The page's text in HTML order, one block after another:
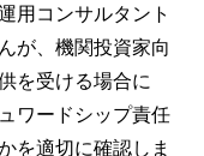
用コンサルタント
が、機関投資家向
を受ける場合に
ワードシップ責任
を適切に確認しま